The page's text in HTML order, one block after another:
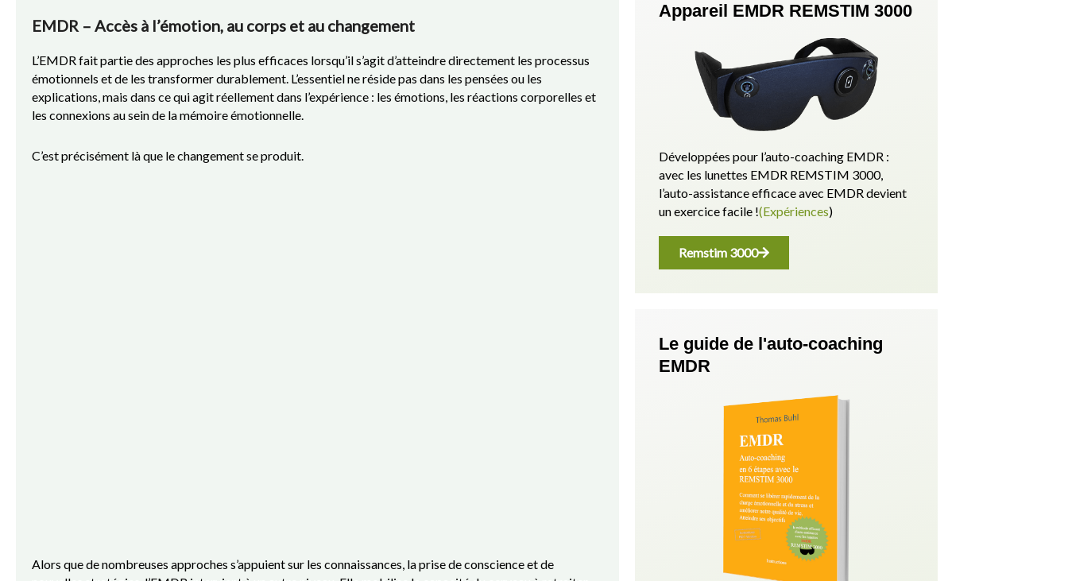
EMDR – Accès à l’émotion, au corps et au changement
L’EMDR fait partie des approches les plus efficaces lorsqu’il s’agit d’atteindre directement les processus
émotionnels et de les transformer durablement. L’essentiel ne réside pas dans les pensées ou les
explications, mais dans ce qui agit réellement dans l’expérience : les émotions, les réactions corporelles et
les connexions au sein de la mémoire émotionnelle.
C’est précisément là que le changement se produit.
Alors que de nombreuses approches s’appuient sur les connaissances, la prise de conscience et de
Appareil EMDR REMSTIM 3000
Développées pour l’auto-coaching EMDR :
avec les lunettes EMDR REMSTIM 3000,
l’auto-assistance efficace avec EMDR devient
un exercice facile !(Expériences)
Remstim 3000
Le guide de l'auto-coaching
EMDR